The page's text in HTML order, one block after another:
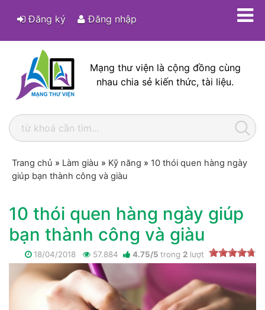
Đăng ký Đăng nhập
Mạng thư viện là cộng đồng cùng
nhau chia sẻ kiến thức, tài liệu.
Trang chủ » Làm giàu » Kỹ năng » 10 thói quen hàng ngày
giúp bạn thành công và giàu
10 thói quen hàng ngày giúp
bạn thành công và giàu
18/04/2018 57.884 4.75/5 trong 2 lượt